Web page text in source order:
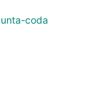
coda